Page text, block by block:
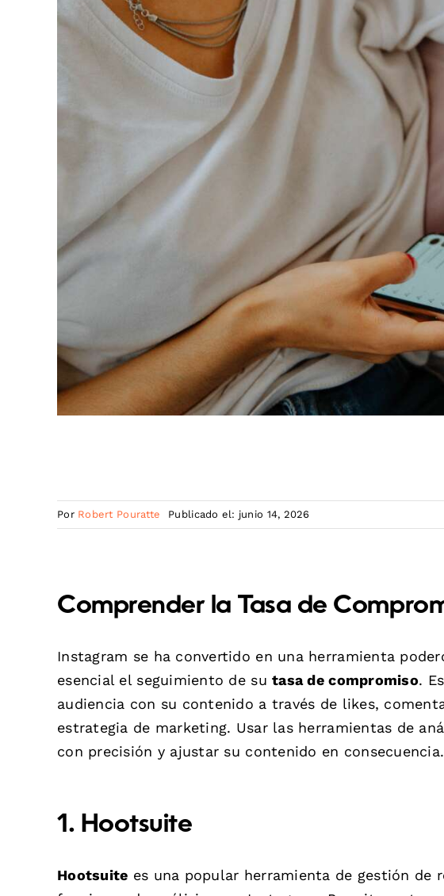
Por Robert Pouratte Publicado el: junio 14, 2026
Comprender la Tasa de
Instagram se ha convertido en una herramienta
esencial el seguimiento de sutasa de compromiso.
audiencia con su contenido a través de likes,
estrategia de marketing. Usar las herramientas de
con precisión y ajustar su contenido en consecuencia.
1. Hootsuite
Hootsuite es una popular herramienta de gestión de